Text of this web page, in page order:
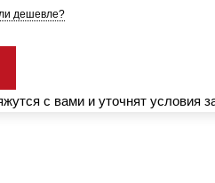
дешевле?
с вами и уточнят условия